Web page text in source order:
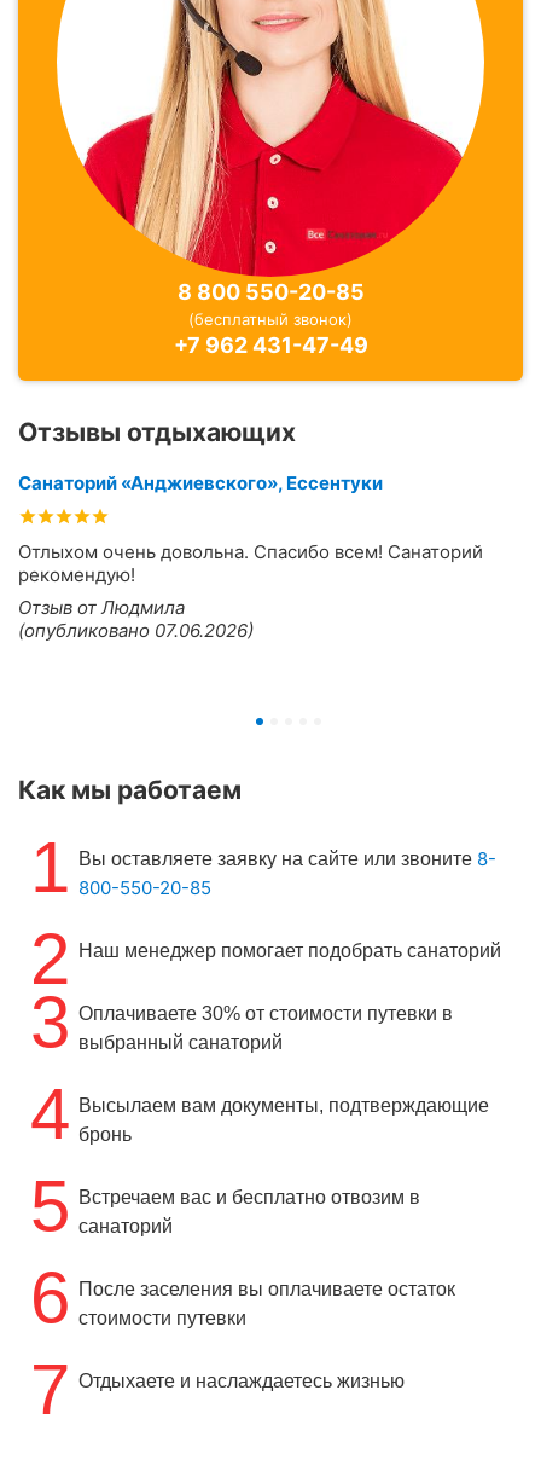
8 800 550-20-85
(бесплатный звонок)
+7 962 431-47-49
Отзывы отдыхающих
Санаторий «Анджиевского», Ессентуки
Отлыхом очень довольна. Спасибо всем! Санаторий
рекомендую!
Отзыв от Людмила
(опубликовано 07.06.2026)
Как мы работаем
1 Вы оставляете заявку на сайте или звоните 8-
800-550-20-85
2 Наш менеджер помогает подобрать санаторий
3 Оплачиваете 30% от стоимости путевки в
выбранный санаторий
4 Высылаем вам документы, подтверждающие
бронь
5
Встречаем вас и бесплатно отвозим в
санаторий
6
После заселения вы оплачиваете остаток
стоимости путевки
7 Отдыхаете и наслаждаетесь жизнью